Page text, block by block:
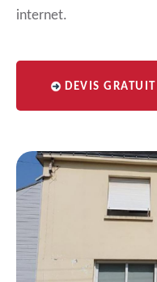
internet.
DEVIS GRATUIT